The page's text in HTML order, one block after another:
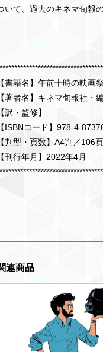
いて、過去のキネマ旬報
書籍名】午前十時の映画
著者名】キネマ旬報社・
訳・監修】
ISBNコード】978-4-
判型・頁数】A4判／106
刊行年月】2022年4月
連商品